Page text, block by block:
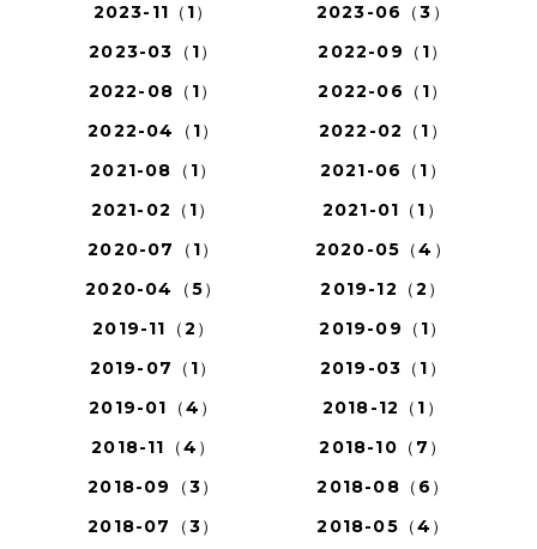
2023-11（1）
2023-06（3）
2023-03（1）
2022-09（1）
2022-08（1）
2022-06（1）
2022-04（1）
2022-02（1）
2021-08（1）
2021-06（1）
2021-02（1）
2021-01（1）
2020-07（1）
2020-05（4）
2020-04（5）
2019-12（2）
2019-11（2）
2019-09（1）
2019-07（1）
2019-03（1）
2019-01（4）
2018-12（1）
2018-11（4）
2018-10（7）
2018-09（3）
2018-08（6）
2018-07（3）
2018-05（4）